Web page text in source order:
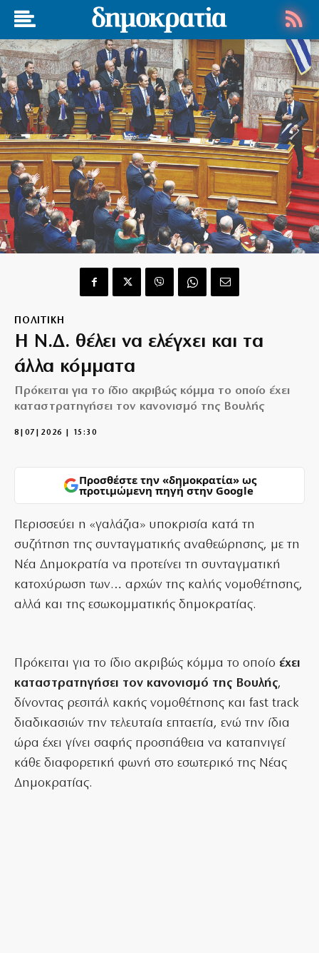
ΠΟΛΙΤΙΚΗ
Η Ν.Δ. θέλει να ελέγχει και τα
άλλα κόμματα
Πρόκειται για το ίδιο ακριβώς κόμμα το οποίο έχει
καταστρατηγήσει τον κανονισμό της Βουλής
8|07|2026 | 15:30
Προσθέστε την «δημοκρατία» ως
προτιμώμενη πηγή στην Google
Περισσεύει η «γαλάζια» υποκρισία κατά τη
συζήτηση της συνταγματικής αναθεώρησης, με τη
Νέα Δημοκρατία να προτείνει τη συνταγματική
κατοχύρωση των… αρχών της καλής νομοθέτησης,
αλλά και της εσωκομματικής δημοκρατίας.
Πρόκειται για το ίδιο ακριβώς κόμμα το οποίο έχει
καταστρατηγήσει τον κανονισμό της Βουλής,
δίνοντας ρεσιτάλ κακής νομοθέτησης και fast track
διαδικασιών την τελευταία επταετία, ενώ την ίδια
ώρα έχει γίνει σαφής προσπάθεια να καταπνιγεί
κάθε διαφορετική φωνή στο εσωτερικό της Νέας
Δημοκρατίας.